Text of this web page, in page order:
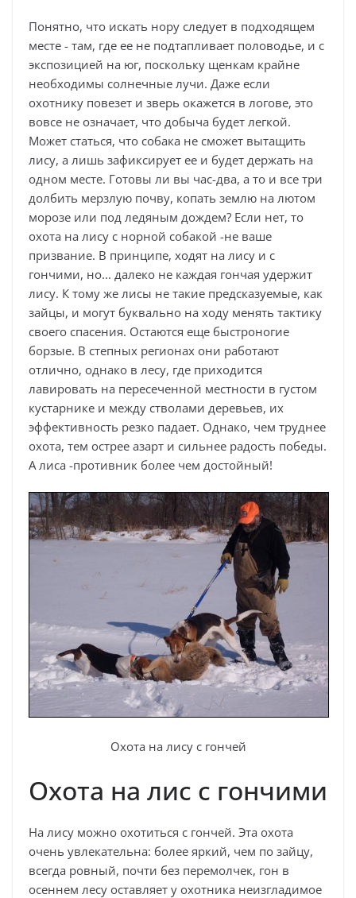
Понятно, что искать нору следует в подходящем
месте - там, где ее не подтапливает половодье, и с
экспозицией на юг, поскольку щенкам крайне
необходимы солнечные лучи. Даже если
охотнику повезет и зверь окажется в логове, это
вовсе не означает, что добыча будет легкой.
Может статься, что собака не сможет вытащить
лису, а лишь зафиксирует ее и будет держать на
одном месте. Готовы ли вы час-два, а то и все три
долбить мерзлую почву, копать землю на лютом
морозе или под ледяным дождем? Если нет, то
охота на лису с норной собакой -не ваше
призвание. В принципе, ходят на лису и с
гончими, но... далеко не каждая гончая удержит
лису. К тому же лисы не такие предсказуемые, как
зайцы, и могут буквально на ходу менять тактику
своего спасения. Остаются еще быстроногие
борзые. В степных регионах они работают
отлично, однако в лесу, где приходится
лавировать на пересеченной местности в густом
кустарнике и между стволами деревьев, их
эффективность резко падает. Однако, чем труднее
охота, тем острее азарт и сильнее радость победы.
А лиса -противник более чем достойный!
Охота на лису с гончей
Охота на лис с гончими
На лису можно охотиться с гончей. Эта охота
очень увлекательна: более яркий, чем по зайцу,
всегда ровный, почти без перемолчек, гон в
осеннем лесу оставляет у охотника неизгладимое